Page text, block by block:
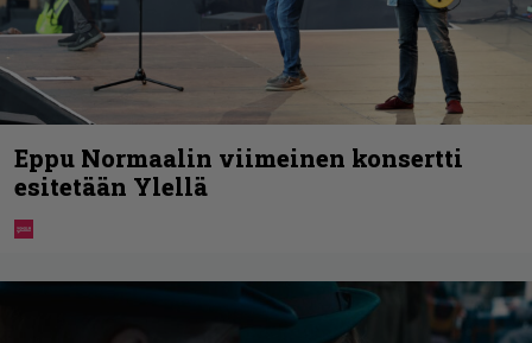
Eppu Normaalin viimeinen konsertti
esitetään Ylellä